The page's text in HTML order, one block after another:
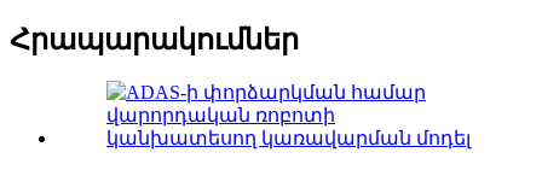
Հրապարակումներ